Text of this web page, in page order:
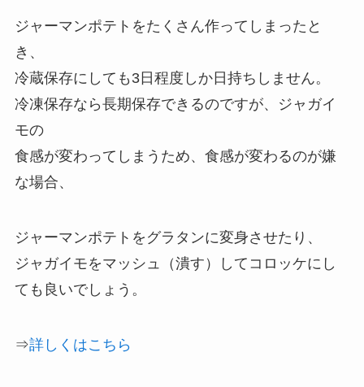
ジャーマンポテトをたくさん作ってしまったと
き、
冷蔵保存にしても3日程度しか日持ちしません。
冷凍保存なら長期保存できるのですが、ジャガイ
モの
食感が変わってしまうため、食感が変わるのが嫌
な場合、
ジャーマンポテトをグラタンに変身させたり、
ジャガイモをマッシュ（潰す）してコロッケにし
ても良いでしょう。
⇒詳しくはこちら